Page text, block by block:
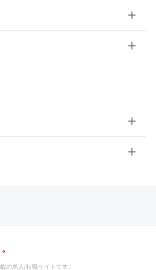
の求人/転職サイトです。